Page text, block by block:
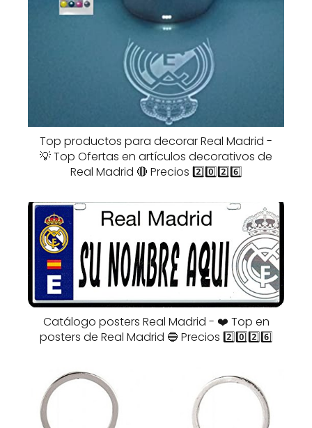
Top productos para decorar Real Madrid -
💡 Top Ofertas en artículos decorativos de
Real Madrid 🔴 Precios 2️⃣0️⃣2️⃣6️⃣
Catálogo posters Real Madrid - ❤️ Top en
posters de Real Madrid 🔵 Precios 2️⃣0️⃣2️⃣6️⃣